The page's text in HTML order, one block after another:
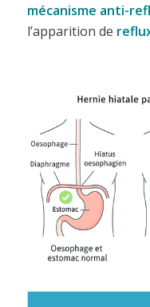
mécanisme anti-
l’apparition de